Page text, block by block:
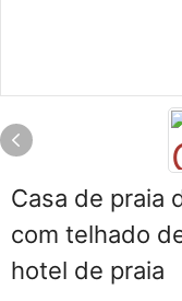
Casa de praia
com telhado
hotel de praia